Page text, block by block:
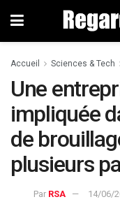
Accueil Sciences & Tech
Une
impliquée
de
plusieurs
Par RSA 14/06/